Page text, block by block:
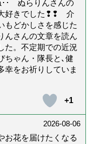
･ ぬらりんさんの
大好きでした❢❢ 介
もどかしさを感じた
んさんの文章を読ん
た。不定期での近況
ちゃん・隊長と､健
幸をお祈りしていま
+1
2026-08-06
お花を届けたくなる